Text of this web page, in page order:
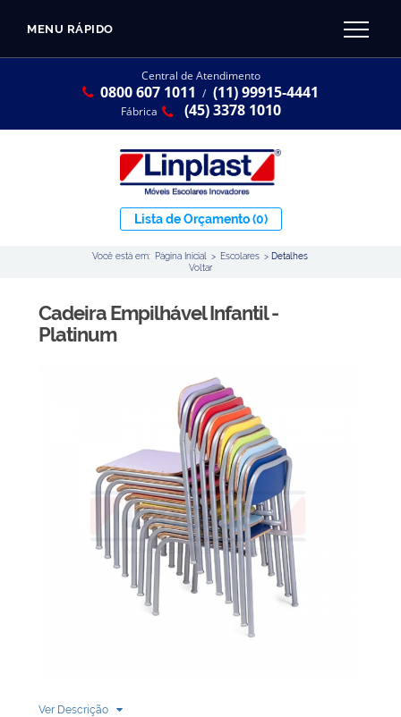
MENU RÁPIDO
Central de Atendimento
0800 607 1011 / (11) 99915-4441
Fábrica (45) 3378 1010
Lista de Orçamento(0)
Você está em: Página Inicial > Escolares >Detalhes
Voltar
Cadeira Empilhável Infantil -
Platinum
Ver Descrição
Linha Resina Plástica
Ambiente Maker
Linha Wood Prime
CATÁLOGO LINPLAST 2025
SOBRE A EMPRESA